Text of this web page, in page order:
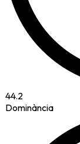
44.2
Dominància